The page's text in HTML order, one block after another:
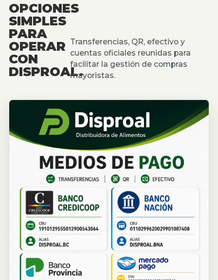
OPCIONES
SIMPLES
PARA
OPERAR
CON
DISPROAL.
Transferencias, QR, efectivo y
cuentas oficiales reunidas para
facilitar la gestión de compras
mayoristas.